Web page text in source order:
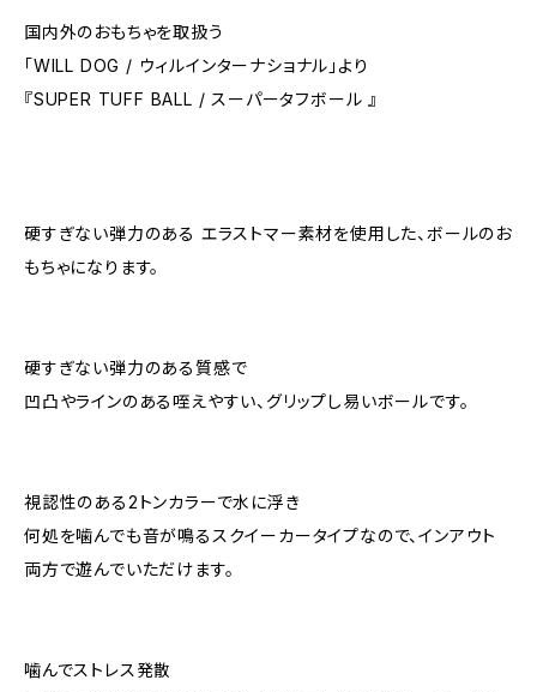
国内外のおもちゃを取扱う
「WILL DOG / ウィルインターナショナル」より
『SUPER TUFF BALL / スーパータフボール 』
硬すぎない弾力のある エラストマー素材を使用した、ボールのお
もちゃになります。
硬すぎない弾力のある質感で
凹凸やラインのある咥えやすい、グリップし易いボールです。
視認性のある2トンカラーで水に浮き
何処を噛んでも音が鳴るスクイーカータイプなので、インアウト
両方で遊んでいただけます。
噛んでストレス発散